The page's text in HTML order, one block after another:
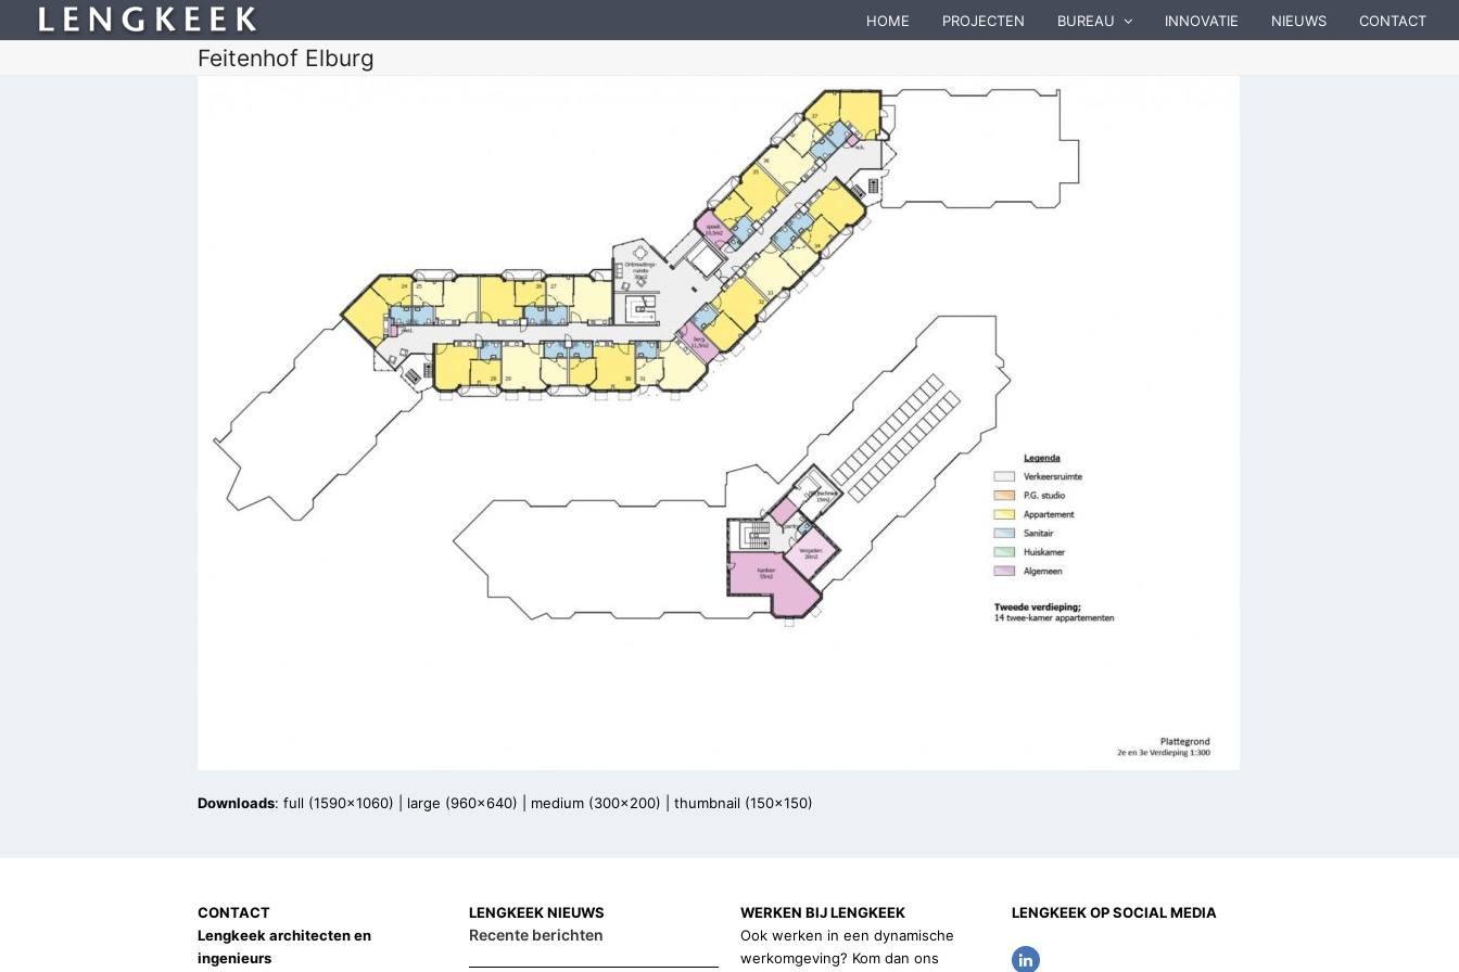
HOME PROJECTEN BUREAU INNOVATIE NIEUWS CONTACT
Feitenhof Elburg
Downloads: full (1590x1060) large (960x640) medium (300x200) thumbnail (150x150)
CONTACT
Lengkeek architecten en
ingenieurs
LENGKEEK NIEUWS
Recente berichten
WERKEN BIJ LENGKEEK
Ook werken in een dynamische
werkomgeving? Kom dan ons
LENGKEEK OP SOCIAL MEDIA
L